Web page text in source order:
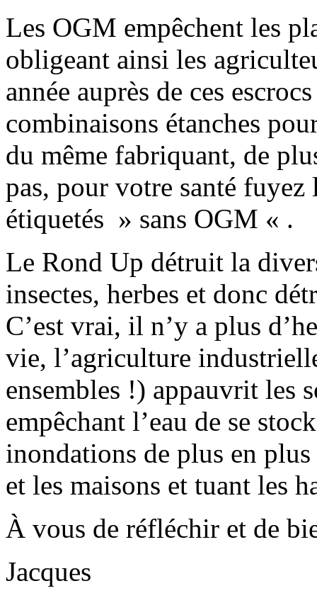
Les OGM empêchent les
obligeant ainsi les
année auprès de ces
combinaisons étanches
du même fabriquant, de
pas, pour votre santé
étiquetés » sans OGM « .
Le Rond Up détruit la
insectes, herbes et donc
C’est vrai, il n’y a plus
vie, l’agriculture
ensembles !) appauvrit les
empêchant l’eau de se
inondations de plus en
et les maisons et tuant les
À vous de réfléchir et de
Jacques